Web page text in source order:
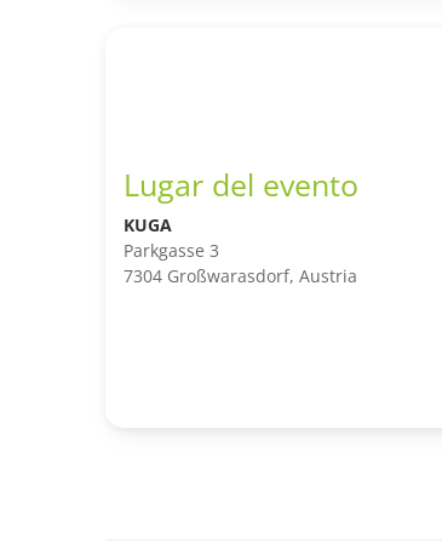
Lugar del evento
KUGA
Parkgasse 3
7304 Großwarasdorf, Austria